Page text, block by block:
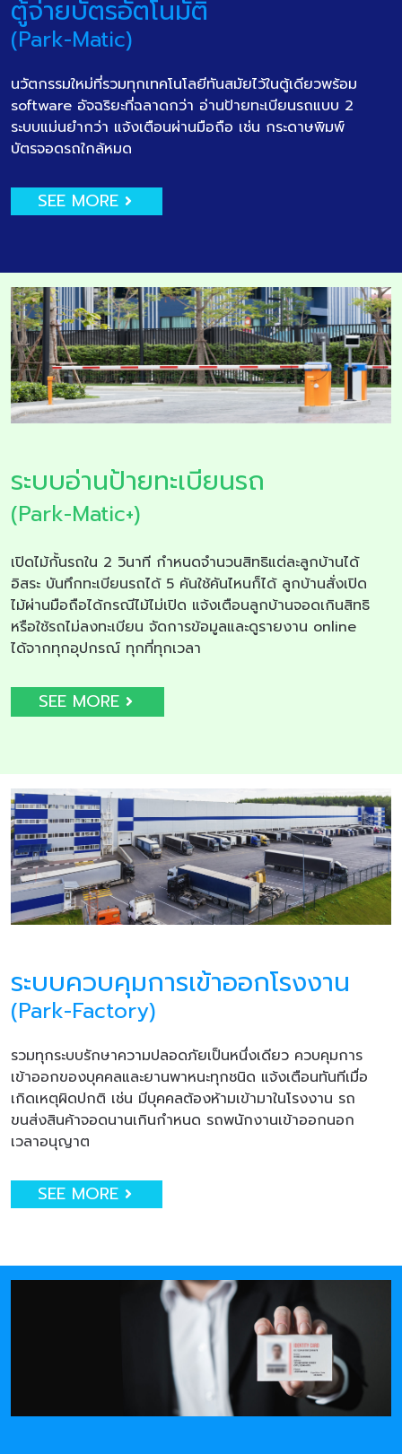
ตู้จ่ายบัตรอัตโนมัติ
(Park-Matic)
นวัตกรรมใหม่ที่รวมทุกเทคโนโลยีทันสมัยไว้ในตู้เดียวพร้อม
software อัจฉริยะที่ฉลาดกว่า อ่านป้ายทะเบียนรถแบบ 2
ระบบแม่นยำกว่า แจ้งเตือนผ่านมือถือ เช่น กระดาษพิมพ์
บัตรจอดรถใกล้หมด
SEE MORE
ระบบอ่านป้ายทะเบียนรถ
(Park-Matic+)
เปิดไม้กั้นรถใน 2 วินาที กำหนดจำนวนสิทธิแต่ละลูกบ้านได้
อิสระ บันทึกทะเบียนรถได้ 5 คันใช้คันไหนก็ได้ ลูกบ้านสั่งเปิด
ไม้ผ่านมือถือได้กรณีไม้ไม่เปิด แจ้งเตือนลูกบ้านจอดเกินสิทธิ
หรือใช้รถไม่ลงทะเบียน จัดการข้อมูลและดูรายงาน online
ได้จากทุกอุปกรณ์ ทุกที่ทุกเวลา
SEE MORE
ระบบควบคุมการเข้าออกโรงงาน
(Park-Factory)
รวมทุกระบบรักษาความปลอดภัยเป็นหนึ่งเดียว ควบคุมการ
เข้าออกของบุคคลและยานพาหนะทุกชนิด แจ้งเตือนทันทีเมื่อ
เกิดเหตุผิดปกติ เช่น มีบุคคลต้องห้ามเข้ามาในโรงงาน รถ
ขนส่งสินค้าจอดนานเกินกำหนด รถพนักงานเข้าออกนอก
เวลาอนุญาต
SEE MORE